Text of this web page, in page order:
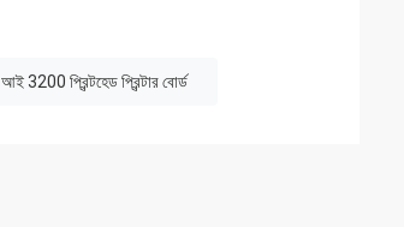
আই 3200 প্রিন্টহেড প্রিন্টার বোর্ড